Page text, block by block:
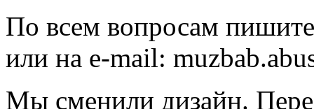
По всем вопросам
или на e-mail:
Мы сменили дизайн.